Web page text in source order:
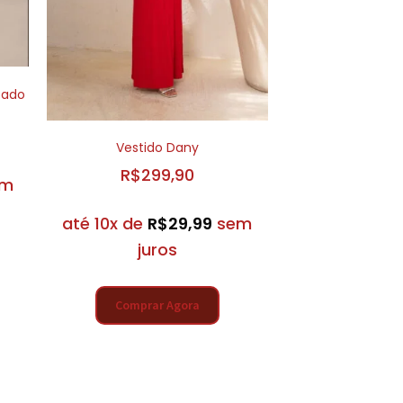
Vestido Dany
R$299,90
até 10x de R$29,99 sem
juros
Comprar Agora